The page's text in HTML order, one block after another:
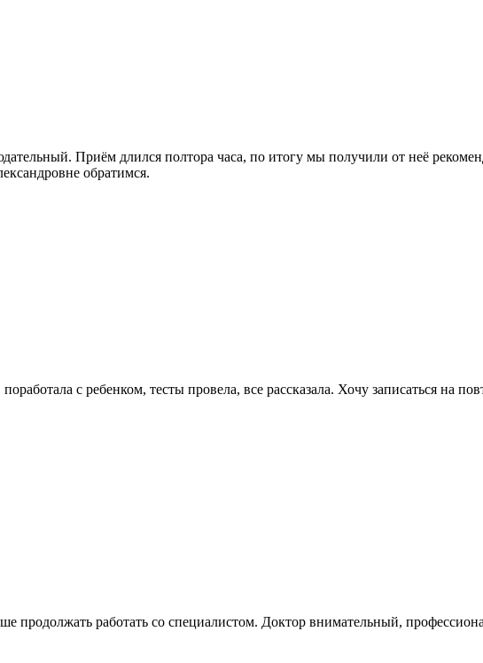
Приём длился полтора часа, по итогу мы получили от неё
обратимся.
с ребенком, тесты провела, все рассказала. Хочу записаться на
продолжать работать со специалистом. Доктор внимательный,